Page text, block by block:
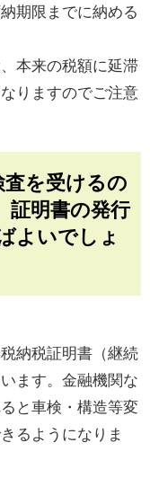
期限までに納める
本来の税額に延滞
りますのでご注意
査を受けるの
証明書の発行
よいでしょ
納税証明書（継続
ます。金融機関な
と車検・構造等変
るようになりま